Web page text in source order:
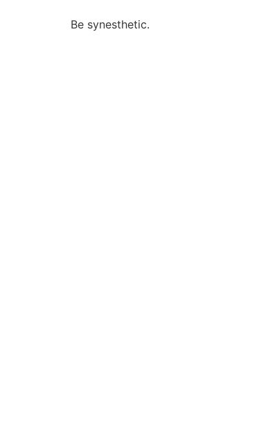
Be synesthetic.